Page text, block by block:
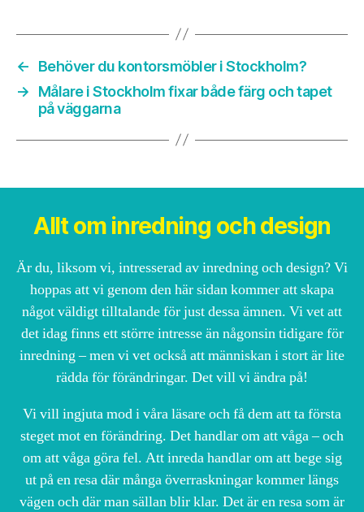
←
Behöver du kontorsmöbler i Stockholm?
→
Målare i Stockholm fixar både färg och tapet
på väggarna
Allt om inredning och design
Är du, liksom vi, intresserad av inredning och design? Vi
hoppas att vi genom den här sidan kommer att skapa
något väldigt tilltalande för just dessa ämnen. Vi vet att
det idag finns ett större intresse än någonsin tidigare för
inredning – men vi vet också att människan i stort är lite
rädda för förändringar. Det vill vi ändra på!
Vi vill ingjuta mod i våra läsare och få dem att ta första
steget mot en förändring. Det handlar om att våga – och
om att våga göra fel. Att inreda handlar om att bege sig
ut på en resa där många överraskningar kommer längs
vägen och där man sällan blir klar. Det är en resa som är